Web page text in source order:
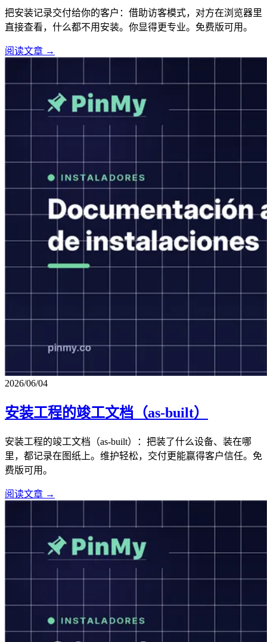
把安装记录交付给你的客户：借助访客模式，对方在浏览器里
直接查看，什么都不用安装。你显得更专业。免费版可用。
阅读文章 →
2026/06/04
安装工程的竣工文档（as-built）
安装工程的竣工文档（as-built）：把装了什么设备、装在哪
里，都记录在图纸上。维护轻松，交付更能赢得客户信任。免
费版可用。
阅读文章 →